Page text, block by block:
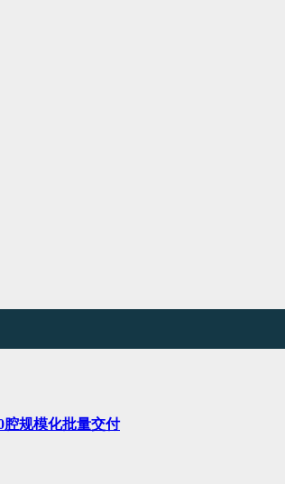
腔规模化批量交付